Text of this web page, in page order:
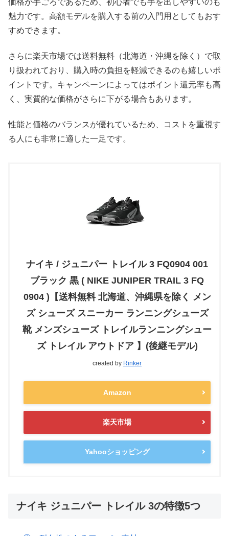
魅力です。高額モデルを購入する前の入門用としてもおす
すめできます。
さらに楽天市場では送料無料（北海道・沖縄を除く）で取
り扱われており、購入時の負担を軽減できるのも嬉しいポ
イントです。キャンペーンによってはポイント還元率も高
く、実質的な価格がさらに下がる場合もあります。
性能と価格のバランスが優れているため、コストを重視す
る人にも非常に適した一足です。
ナイキ / ジュニパー トレイル 3 FQ0904 001
ブラック 黒 ( NIKE JUNIPER TRAIL 3 FQ
0904 )【送料無料 北海道、沖縄県を除く メン
ズ シューズ スニーカー ランニングシューズ
靴 メンズシューズ トレイルランニングシュー
ズ トレイル アウトドア 】(後継モデル)
created by Rinker
Amazon
楽天市場
Yahooショッピング
ナイキ ジュニパー トレイル 3の特徴5つ